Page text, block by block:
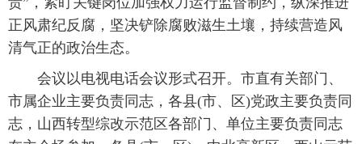
正风肃纪反腐，坚决铲除腐败滋生土壤，持续营造风
清气正的政治生态。
会议以电视电话会议形式召开。市直有关部门、
市属企业主要负责同志，各县(市、区)党政主要负责同
志，山西转型综改示范区各部门、单位主要负责同志